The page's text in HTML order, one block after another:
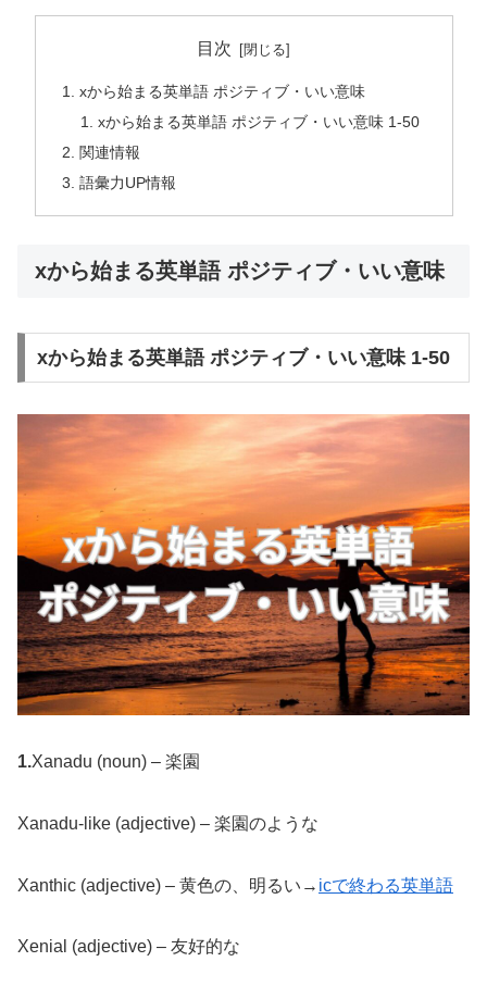
目次
xから始まる英単語 ポジティブ・いい意味
xから始まる英単語 ポジティブ・いい意味 1-50
関連情報
語彙力UP情報
xから始まる英単語 ポジティブ・いい意味
xから始まる英単語 ポジティブ・いい意味 1-50
1.Xanadu (noun) – 楽園
Xanadu-like (adjective) – 楽園のような
Xanthic (adjective) – 黄色の、明るい→ icで終わる英単語
Xenial (adjective) – 友好的な